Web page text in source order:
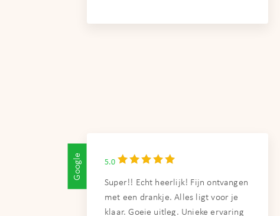
Google 5.0
Super!! Echt heerlijk! Fijn ontvangen
met een drankje. Alles ligt voor je
klaar. Goeie uitleg. Unieke ervaring